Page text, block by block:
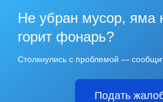
Не убран мусор, яма
горит фонарь?
Столкнулись с проблемой —
Подать